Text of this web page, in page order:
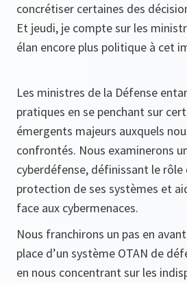
concrétiser certaines des
Et jeudi, je compte sur les
élan encore plus politique à cet
Les ministres de la Défense
pratiques en se penchant sur
émergents majeurs auxquels
confrontés. Nous examinerons
cyberdéfense, définissant le rôle
protection de ses systèmes et
face aux cybermenaces.
Nous franchirons un pas en
place d’un système OTAN de
en nous concentrant sur les